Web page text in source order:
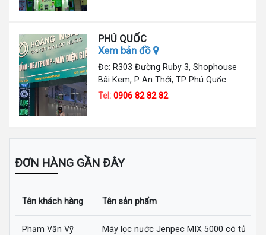
PHÚ QUỐC
Xem bản đồ
Đc: R303 Đường Ruby 3, Shophouse
Bãi Kem, P An Thới, TP Phú Quốc
Tel:0906 82 82 82
ĐƠN HÀNG GẦN ĐÂY
Tên khách hàng Tên sản phẩm
Phạm Văn Vỹ Máy lọc nước Jenpec MIX 5000 có tủ